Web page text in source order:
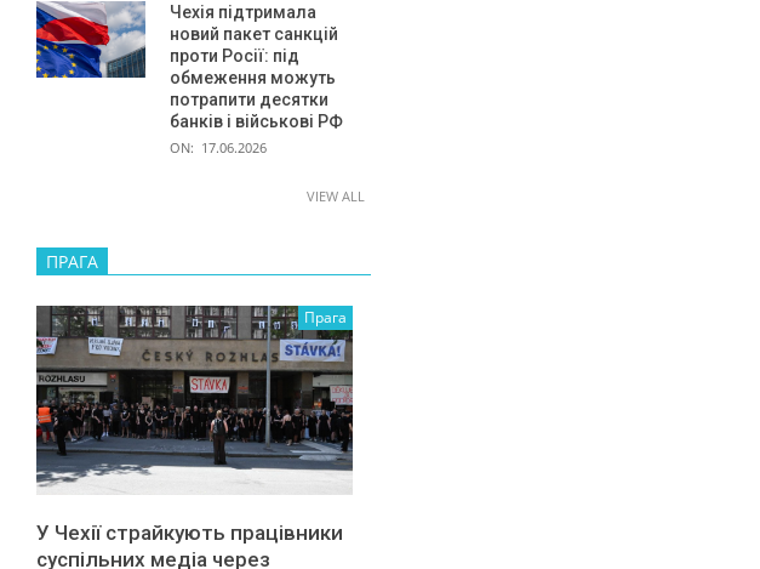
Чехія підтримала
новий пакет санкцій
проти Росії: під
обмеження можуть
потрапити десятки
банків і військові РФ
ON: 17.06.2026
VIEW ALL
ПРАГА
Прага
У Чехії страйкують працівники
суспільних медіа через